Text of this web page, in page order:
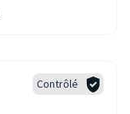
Contrôlé